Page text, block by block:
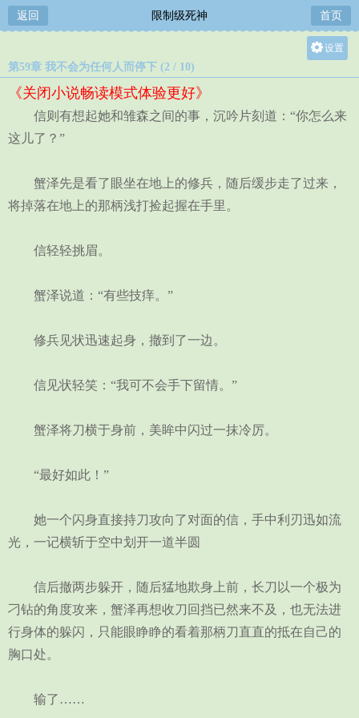
返回 限制级死神 首页
设置
中
第59章 我不会为任何人而停下 (2 / 10)
《关闭小说畅读模式体验更好》
信则有想起她和雏森之间的事，沉吟片刻道：“你怎么来
这儿了？”
蟹泽先是看了眼坐在地上的修兵，随后缓步走了过来，
将掉落在地上的那柄浅打捡起握在手里。
信轻轻挑眉。
蟹泽说道：“有些技痒。”
修兵见状迅速起身，撤到了一边。
信见状轻笑：“我可不会手下留情。”
蟹泽将刀横于身前，美眸中闪过一抹冷厉。
“最好如此！”
她一个闪身直接持刀攻向了对面的信，手中利刃迅如流
光，一记横斩于空中划开一道半圆
信后撤两步躲开，随后猛地欺身上前，长刀以一个极为
刁钻的角度攻来，蟹泽再想收刀回挡已然来不及，也无法进
行身体的躲闪，只能眼睁睁的看着那柄刀直直的抵在自己的
胸口处。
输了……